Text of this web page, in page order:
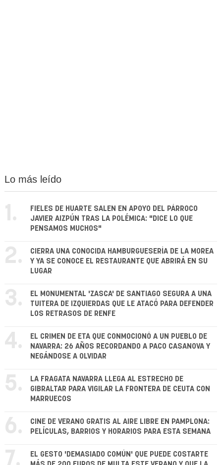
Lo más leído
1.
FIELES DE HUARTE SALEN EN APOYO DEL PÁRROCO
JAVIER AIZPÚN TRAS LA POLÉMICA: "DICE LO QUE
PENSAMOS MUCHOS"
2.
CIERRA UNA CONOCIDA HAMBURGUESERÍA DE LA MOREA
Y YA SE CONOCE EL RESTAURANTE QUE ABRIRÁ EN SU
LUGAR
3.
EL MONUMENTAL 'ZASCA' DE SANTIAGO SEGURA A UNA
TUITERA DE IZQUIERDAS QUE LE ATACÓ PARA DEFENDER
LOS RETRASOS DE RENFE
4.
EL CRIMEN DE ETA QUE CONMOCIONÓ A UN PUEBLO DE
NAVARRA: 26 AÑOS RECORDANDO A PACO CASANOVA Y
NEGÁNDOSE A OLVIDAR
5.
LA FRAGATA NAVARRA LLEGA AL ESTRECHO DE
GIBRALTAR PARA VIGILAR LA FRONTERA DE CEUTA CON
MARRUECOS
6.
CINE DE VERANO GRATIS AL AIRE LIBRE EN PAMPLONA:
PELÍCULAS, BARRIOS Y HORARIOS PARA ESTA SEMANA
7.
EL GESTO 'DEMASIADO COMÚN' QUE PUEDE COSTARTE